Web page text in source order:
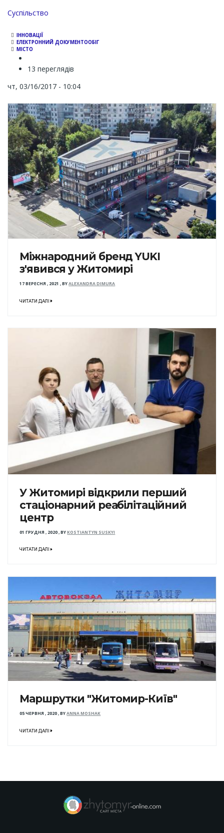
Суспільство
ІННОВАЦІЇ
ЕЛЕКТРОННИЙ ДОКУМЕНТООБІГ
МІСТО
13 переглядів
чт, 03/16/2017 - 10:04
Міжнародний бренд YUKI
з'явився у Житомирі
17 ВЕРЕСНЯ , 2021 ,BYALEXANDRA DIMURA
ЧИТАТИ ДАЛІ
У Житомирі відкрили перший
стаціонарний реабілітаційний
центр
01 ГРУДНЯ , 2020,BYKOSTIANTYN SUSKYI
ЧИТАТИ ДАЛІ
Маршрутки "Житомир-Київ"
05 ЧЕРВНЯ , 2020,BYANNA MOSHAK
ЧИТАТИ ДАЛІ